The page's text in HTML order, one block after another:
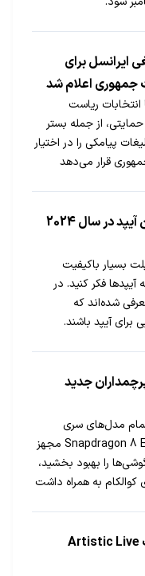
ایرانسل برای
جمهوری اعلام شد
انتخابات ریاست
از جمله بستر
پیامکی را در اختیار
قرار می‌دهد
با بهترین تبلت‌های جایگزین آیپد در سال 2024
بسیار باکیفیت
فکر کنید. در
معرفی شده‌اند که
برای آیپد باشند.
جدید
مدل‌های سری
گلکسی S25 را به پردازنده Snapdragon 8 Elite مجهز
را بهبود بخشید،
کوالکام به همراه داشت
گلکسی S10 احتمالا از حالت Artistic Live